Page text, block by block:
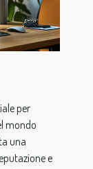
per
mondo
una
e